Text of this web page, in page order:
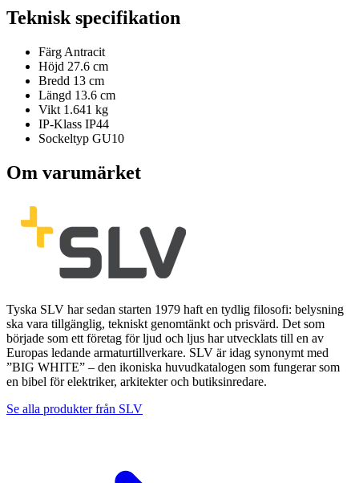
Teknisk specifikation
Färg Antracit
Höjd 27.6 cm
Bredd 13 cm
Längd 13.6 cm
Vikt 1.641 kg
IP-Klass IP44
Sockeltyp GU10
Om varumärket
Tyska SLV har sedan starten 1979 haft en tydlig filosofi: belysning
ska vara tillgänglig, tekniskt genomtänkt och prisvärd. Det som
började som ett företag för ljud och ljus har utvecklats till en av
Europas ledande armaturtillverkare. SLV är idag synonymt med
”BIG WHITE” – den ikoniska huvudkatalogen som fungerar som
en bibel för elektriker, arkitekter och butiksinredare.
Se alla produkter från SLV